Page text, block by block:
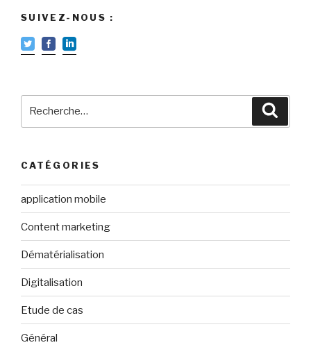
SUIVEZ-NOUS :
CATÉGORIES
application mobile
Content marketing
Dématérialisation
Digitalisation
Etude de cas
Général